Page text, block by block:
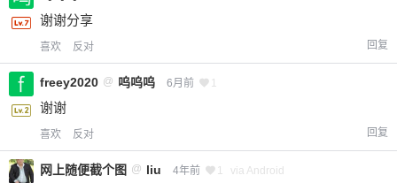
谢谢分享
喜欢 反对 回复
freey2020 @ 呜呜呜 6月前 1
谢谢
喜欢 反对 回复
网上随便截个图 @ liu 4年前 1 via Android